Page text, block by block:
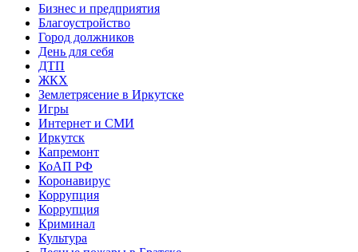
Бизнес и предприятия
Благоустройство
Город должников
День для себя
ДТП
ЖКХ
Землетрясение в Иркутске
Игры
Интернет и СМИ
Иркутск
Капремонт
КоАП РФ
Коронавирус
Коррупция
Коррупция
Криминал
Культура